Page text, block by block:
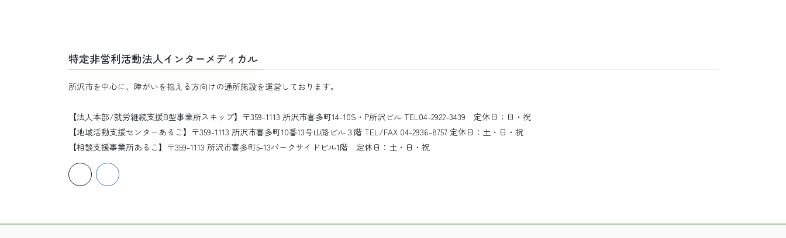
特定非営利活動法人インターメディカル
所沢市を中心に、障がいを抱える方向けの通所施設を運営しております。
【法人本部/就労継続支援B型事業所スキップ】〒359-1113 所沢市喜多町14-10S・P所沢ビル TEL04-2922-3439 定休日：日・祝
【地域活動支援センターあるこ】〒359-1113 所沢市喜多町10番13号山路ビル３階 TEL/FAX 04-2936-8757 定休日：土・日・祝
【相談支援事業所あるこ】〒359-1113 所沢市喜多町5-13パークサイドビル1階 定休日：土・日・祝